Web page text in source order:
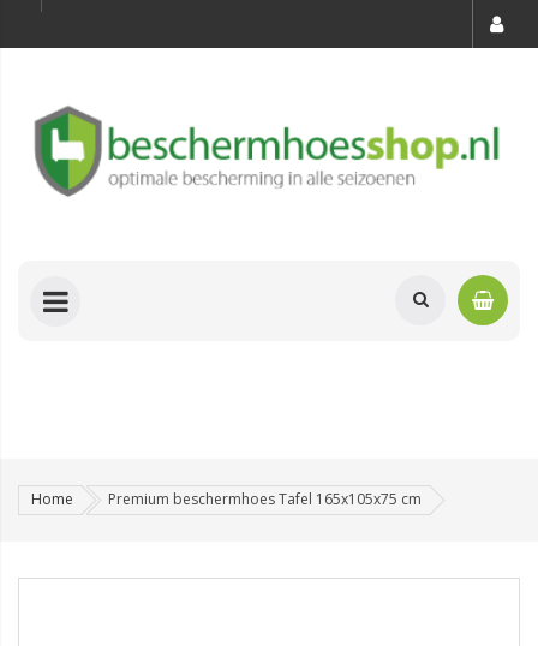
Home Premium beschermhoes Tafel 165x105x75 cm